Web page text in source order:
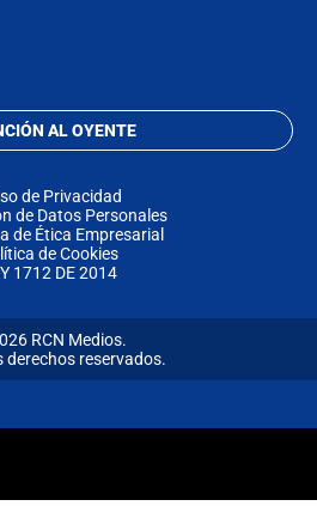
AL OYENTE
de Privacidad
de Datos Personales
de Ética Empresarial
de Cookies
1712 DE 2014
RCN Medios.
derechos reservados.